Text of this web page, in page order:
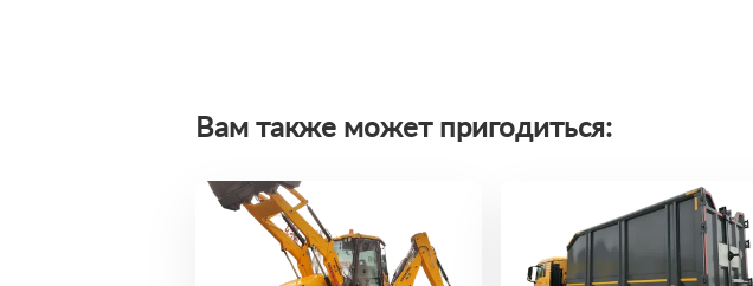
Вам также может пригодиться: